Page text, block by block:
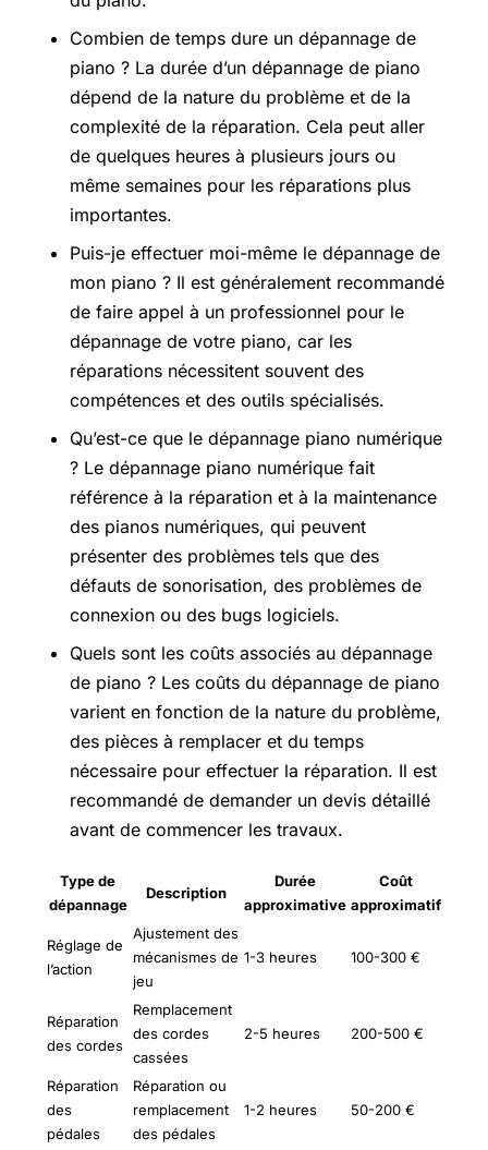
Combien de temps dure un dépannage de
piano ? La durée d’un dépannage de piano
dépend de la nature du problème et de la
complexité de la réparation. Cela peut aller
de quelques heures à plusieurs jours ou
même semaines pour les réparations plus
importantes.
Puis-je effectuer moi-même le dépannage de
mon piano ? Il est généralement recommandé
de faire appel à un professionnel pour le
dépannage de votre piano, car les
réparations nécessitent souvent des
compétences et des outils spécialisés.
Qu’est-ce que le dépannage piano numérique
? Le dépannage piano numérique fait
référence à la réparation et à la maintenance
des pianos numériques, qui peuvent
présenter des problèmes tels que des
défauts de sonorisation, des problèmes de
connexion ou des bugs logiciels.
Quels sont les coûts associés au dépannage
de piano ? Les coûts du dépannage de piano
varient en fonction de la nature du problème,
des pièces à remplacer et du temps
nécessaire pour effectuer la réparation. Il est
recommandé de demander un devis détaillé
avant de commencer les travaux.
Type de
dépannage
Description
Durée
approximative
Coût
approximatif
Réglage de
l’action
Ajustement des
mécanismes de
jeu
1-3 heures 100-300 €
Réparation
des cordes
Remplacement
des cordes
cassées
2-5 heures 200-500 €
Réparation
des
pédales
Réparation ou
remplacement
des pédales
1-2 heures 50-200 €